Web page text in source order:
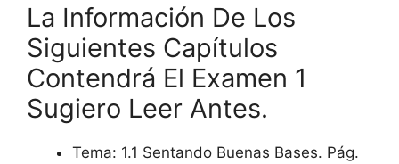
La Información De Los
Siguientes Capítulos
Contendrá El Examen 1
Sugiero Leer Antes.
Tema: 1.1 Sentando Buenas Bases. Pág.